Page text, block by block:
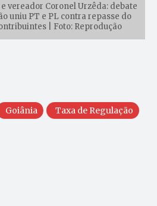
vereador Coronel Urzêda: debate
uniu PT e PL contra repasse do
| Foto: Reprodução
Goiânia
Taxa de Regulação